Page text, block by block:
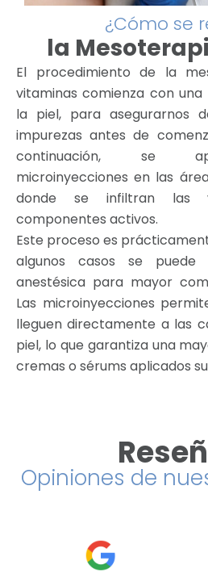
¿Cómo se
la
El procedimiento de la
vitaminas comienza con
la piel, para asegurarnos
impurezas antes de
continuación, se
microinyecciones en las
donde se infiltran las
componentes activos.
Este proceso es
algunos casos se
anestésica para mayor
Las microinyecciones
lleguen directamente a las
piel, lo que garantiza una
cremas o sérums aplicados
Opiniones de